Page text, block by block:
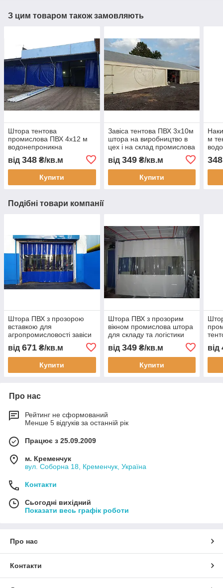
З цим товаром також замовляють
Штора тентова
промислова ПВХ 4х12 м
водонепроникна
перегородка для складу
цеху автомийки та СТО
від 348 ₴/кв.м
Купити
Завіса тентова ПВХ 3х10м
штора на виробництво в
цех і на склад промислова
водонепроникна завіса
ПВХ для СТО
від 349₴/кв.м
Купити
м
348
Подібні товари компанії
Штора ПВХ з прозорою
вставкою для
агропромисловості завіси
тваринництва 2x3 м
водонепроникна
перегородка
від 671 ₴/кв.м
Купити
Штора ПВХ з прозорим
вікном промислова штора
для складу та логістики
замовлення перегородка
приміщення
від 349₴/кв.м
Купити
від
Про нас
Рейтинг не сформований
Менше 5 відгуків за останній рік
Працює з 25.09.2009
м. Кременчук
вул. Соборна 18, Кременчук, Україна
Контакти
Сьогодні вихідний
Показати весь графік роботи
Про нас
Контакти